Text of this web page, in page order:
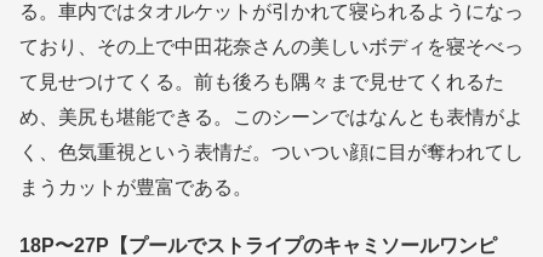
る。車内ではタオルケットが引かれて寝られるようになっ
ており、その上で中田花奈さんの美しいボディを寝そべっ
て見せつけてくる。前も後ろも隅々まで見せてくれるた
め、美尻も堪能できる。このシーンではなんとも表情がよ
く、色気重視という表情だ。ついつい顔に目が奪われてし
まうカットが豊富である。
18P〜27P【プールでストライプのキャミソールワンピ